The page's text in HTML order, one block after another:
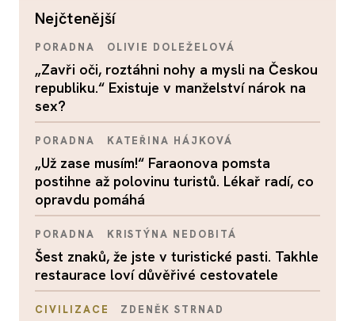
nejčtenější
PORADNA OLIVIE DOLEŽELOVÁ
„Zavři oči, roztáhni nohy a mysli na Českou
republiku.“ Existuje v manželství nárok na
sex?
PORADNA KATEŘINA HÁJKOVÁ
„Už zase musím!“ Faraonova pomsta
postihne až polovinu turistů. Lékař radí, co
opravdu pomáhá
PORADNA KRISTÝNA NEDOBITÁ
Šest znaků, že jste v turistické pasti. Takhle
restaurace loví důvěřivé cestovatele
CIVILIZACE ZDENĚK STRNAD